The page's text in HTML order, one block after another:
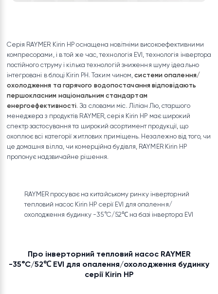
Серія RAYMER Kirin HP оснащена новітніми
інтегровані в блоці Kirin PH. Таким чином, системи
охолодження та гарячого водопостачання відповідають
першокласним національним стандартам
спектр застосування та широкий асортимент продукції, що
охоплює всі категорії житлових приміщень. Незалежно від
це домашня вілла, чи комерційна будівля, RAYMER Kirin HP